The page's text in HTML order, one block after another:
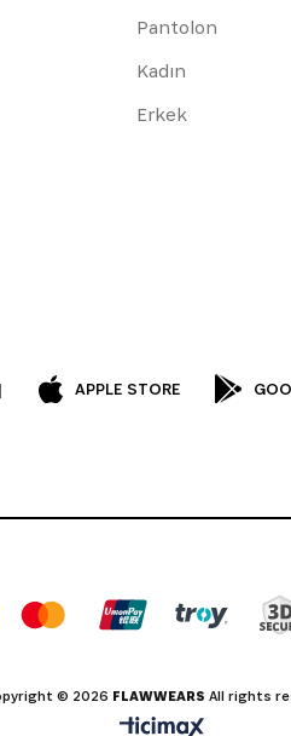
Pantolon
Kadın
Erkek
APPLE STORE
© 2026 FLAWWEARS All rights